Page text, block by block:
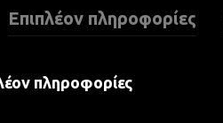
Επιπλέον πληροφορίες
πληροφορίες